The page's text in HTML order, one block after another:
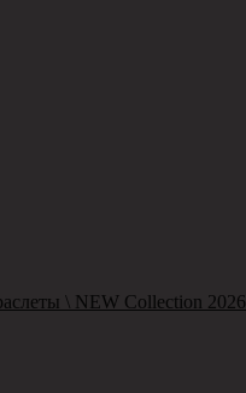
\ NEW Collection